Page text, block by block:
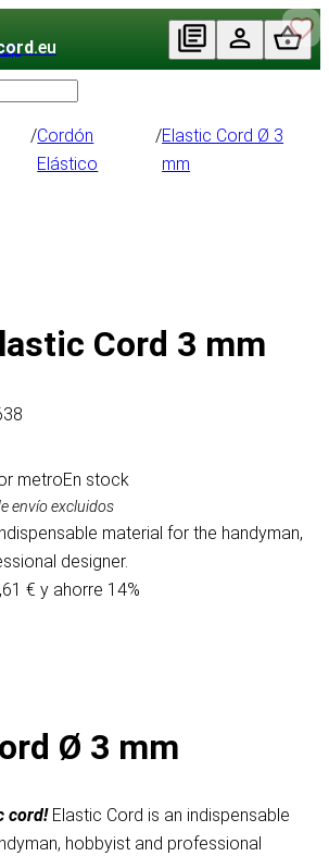
.eu
/Cordón
Elástico
/Elastic Cord Ø 3
mm
Cord 3 mm
metroEn stock
envío excluidos
material for the handyman,
designer.
€ y ahorre 14%
Ø 3 mm
cord! Elastic Cord is an indispensable
hobbyist and professional